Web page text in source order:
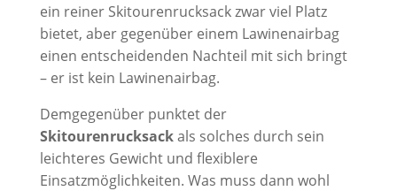
ein reiner Skitourenrucksack zwar viel Platz
bietet, aber gegenüber einem Lawinenairbag
einen entscheidenden Nachteil mit sich bringt
– er ist kein Lawinenairbag.
Demgegenüber punktet der
Skitourenrucksackals solches durch sein
leichteres Gewicht und flexiblere
Einsatzmöglichkeiten. Was muss dann wohl